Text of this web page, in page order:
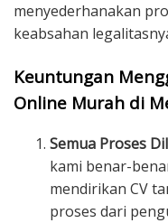
menyederhanakan
keabsahan
Keuntungan
Online Murah di
Semua Proses
kami benar-
mendirikan CV
proses dari